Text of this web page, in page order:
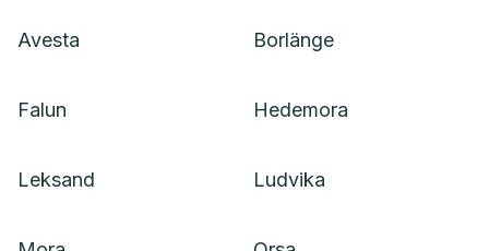
Avesta Borlänge
Falun Hedemora
Leksand Ludvika